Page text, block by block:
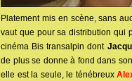
Platement mis en scène, sans
vaut que pour sa distribution qui
cinéma Bis transalpin dont
de plus se donne à fond dans
elle est la seule, le ténébreux